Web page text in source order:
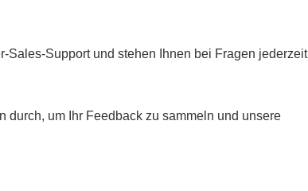
Sales-Support und stehen Ihnen bei Fragen jederzeit
durch, um Ihr Feedback zu sammeln und unsere